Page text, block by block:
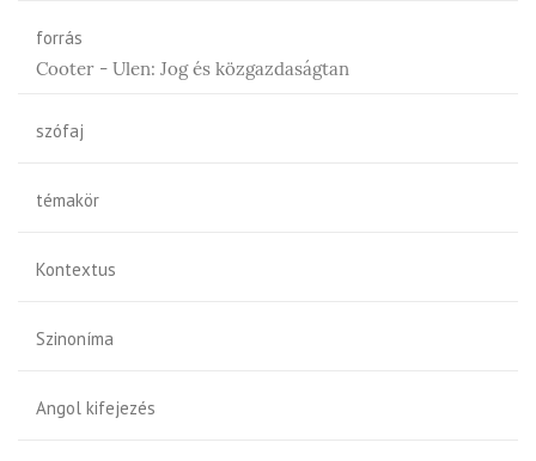
forrás
Cooter - Ulen: Jog és közgazdaságtan
szófaj
témakör
Kontextus
Szinoníma
Angol kifejezés